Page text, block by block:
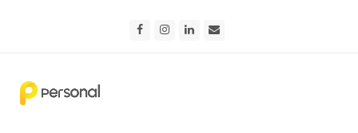
FacebookInstagram
LinkedIn